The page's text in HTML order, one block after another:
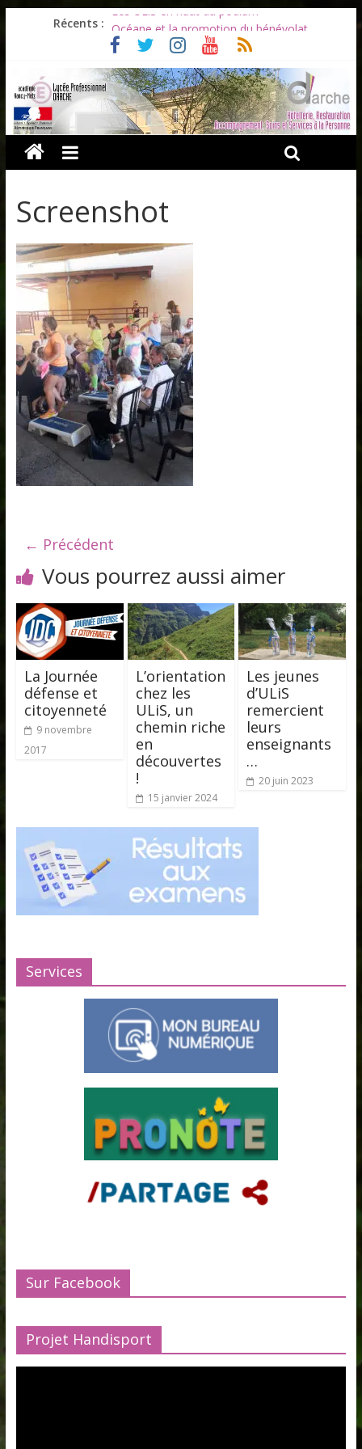
Récents : Les ULiS en haut du podium
Océane et la promotion du bénévolat
Bonnes vacances à tous !
Infos rentrée septembre 2026
Soirée d’adieux au Lycée Darche
Screenshot
← Précédent
Vous pourrez aussi aimer
La Journée
défense et
citoyenneté
9 novembre
2017
L’orientation
chez les
ULiS, un
chemin riche
en
découvertes
!
15 janvier 2024
Les jeunes
d’ULiS
remercient
leurs
enseignants
…
20 juin 2023
Services
Sur Facebook
Projet Handisport